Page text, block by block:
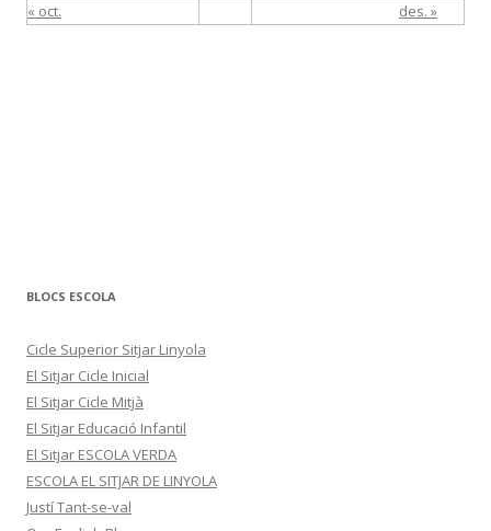
« oct. des. »
BLOCS ESCOLA
Cicle Superior Sitjar Linyola
El Sitjar Cicle Inicial
El Sitjar Cicle Mitjà
El Sitjar Educació Infantil
El Sitjar ESCOLA VERDA
ESCOLA EL SITJAR DE LINYOLA
Justí Tant-se-val